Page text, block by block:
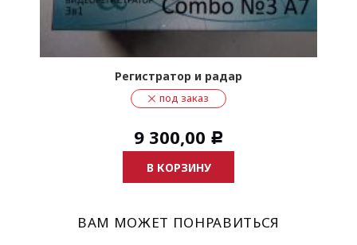
Регистратор и радар
под заказ
9 300,00 Р
В КОРЗИНУ
ВАМ МОЖЕТ ПОНРАВИТЬСЯ